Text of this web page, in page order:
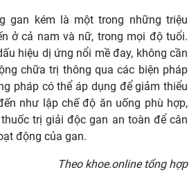
gan kém là một trong những triệu
ở cả nam và nữ, trong mọi độ tuổi.
hiệu dị ứng nổi mề đay, không cần
chữa trị thông qua các biện pháp
pháp có thể áp dụng để giảm thiểu
như lập chế độ ăn uống phù hợp,
trị giải độc gan an toàn để cân
động của gan.
Theo khoe.online tổng hợp